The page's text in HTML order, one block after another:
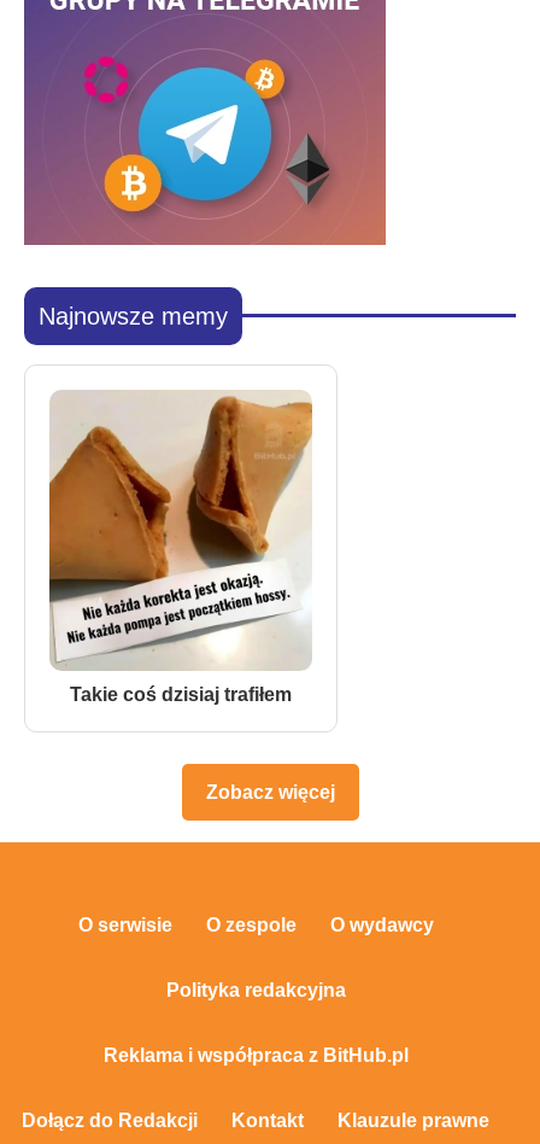
Najnowsze memy
Takie coś dzisiaj trafiłem
Zobacz więcej
O serwisie O zespole O wydawcy
Polityka redakcyjna
Reklama i współpraca z BitHub.pl
Dołącz do Redakcji Kontakt Klauzule prawne